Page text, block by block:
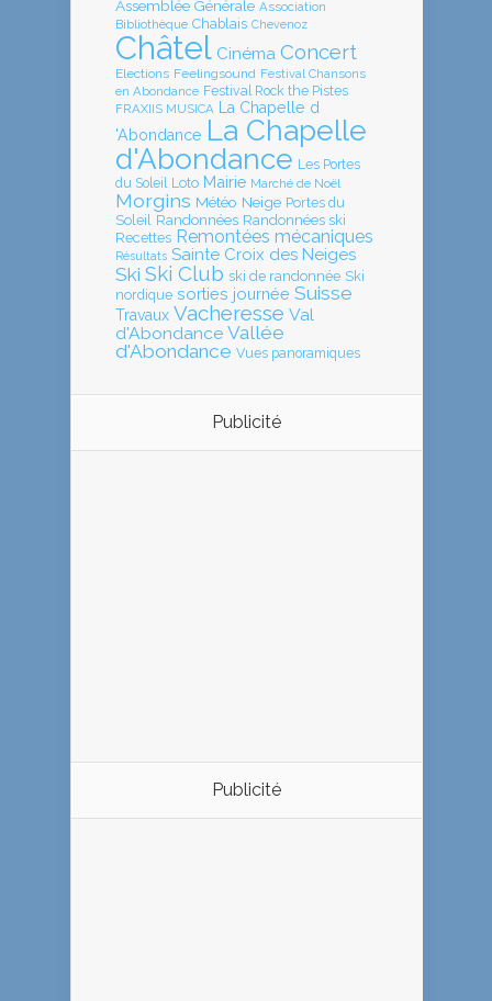
Assemblée Générale Association
Bibliothèque Chablais Chevenoz
Châtel Cinéma Concert
Elections Feelingsound Festival Chansons
en Abondance Festival Rock the Pistes
FRAXIIS MUSICA La Chapelle d
'Abondance La Chapelle
d'Abondance Les Portes
du Soleil Loto Mairie Marché de Noël
Morgins Météo Neige Portes du
Soleil Randonnées Randonnées ski
Recettes Remontées mécaniques
Résultats Sainte Croix des Neiges
Ski Ski Club ski de randonnée Ski
nordique sorties journée Suisse
Travaux Vacheresse Val
d'Abondance Vallée
d'Abondance Vues panoramiques
Publicité
Publicité